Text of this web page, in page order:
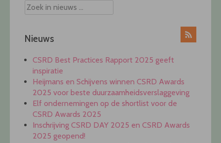
Nieuws
CSRD Best Practices Rapport 2025 geeft
inspiratie
Heijmans en Schijvens winnen CSRD Awards
2025 voor beste duurzaamheidsverslaggeving
Elf ondernemingen op de shortlist voor de
CSRD Awards 2025
Inschrijving CSRD DAY 2025 en CSRD Awards
2025 geopend!